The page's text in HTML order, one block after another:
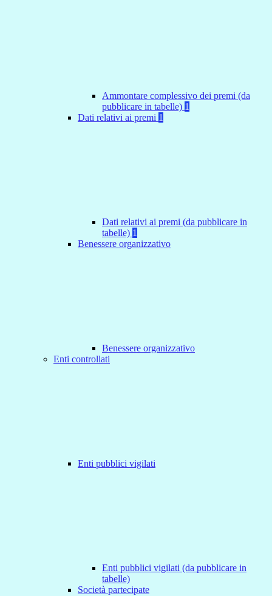
Ammontare complessivo dei premi (da
pubblicare in tabelle) 1
Dati relativi ai premi 1
Dati relativi ai premi (da pubblicare in
tabelle) 1
Benessere organizzativo
Benessere organizzativo
Enti controllati
Enti pubblici vigilati
Enti pubblici vigilati (da pubblicare in
tabelle)
Società partecipate